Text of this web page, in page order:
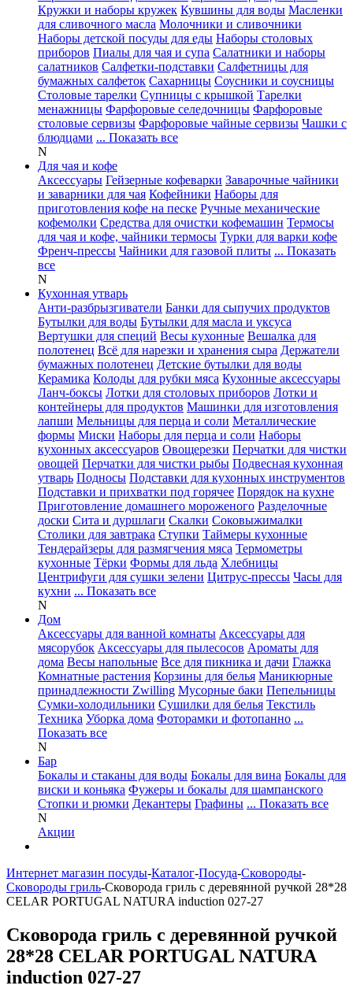
Кружки и наборы кружек Кувшины для воды Масленки
для сливочного масла Молочники и сливочники
Наборы детской посуды для еды Наборы столовых
приборов Пиалы для чая и супа Салатники и наборы
салатников Салфетки-подставки Салфетницы для
бумажных салфеток Сахарницы Соусники и соусницы
Столовые тарелки Супницы с крышкой Тарелки
менажницы Фарфоровые селедочницы Фарфоровые
столовые сервизы Фарфоровые чайные сервизы Чашки с
блюдцами ... Показать все
N
Для чая и кофе
Аксессуары Гейзерные кофеварки Заварочные чайники
и заварники для чая Кофейники Наборы для
приготовления кофе на песке Ручные механические
кофемолки Средства для очистки кофемашин Термосы
для чая и кофе, чайники термосы Турки для варки кофе
Френч-прессы Чайники для газовой плиты ... Показать
все
N
Кухонная утварь
Анти-разбрызгиватели Банки для сыпучих продуктов
Бутылки для воды Бутылки для масла и уксуса
Вертушки для специй Весы кухонные Вешалка для
полотенец Всё для нарезки и хранения сыра Держатели
бумажных полотенец Детские бутылки для воды
Керамика Колоды для рубки мяса Кухонные аксессуары
Ланч-боксы Лотки для столовых приборов Лотки и
контейнеры для продуктов Машинки для изготовления
лапши Мельницы для перца и соли Металлические
формы Миски Наборы для перца и соли Наборы
кухонных аксессуаров Овощерезки Перчатки для чистки
овощей Перчатки для чистки рыбы Подвесная кухонная
утварь Подносы Подставки для кухонных инструментов
Подставки и прихватки под горячее Порядок на кухне
Приготовление домашнего мороженого Разделочные
доски Сита и дуршлаги Скалки Соковыжималки
Столики для завтрака Ступки Таймеры кухонные
Тендерайзеры для размягчения мяса Термометры
кухонные Тёрки Формы для льда Хлебницы
Центрифуги для сушки зелени Цитрус-прессы Часы для
кухни ... Показать все
N
Дом
Аксессуары для ванной комнаты Аксессуары для
мясорубок Аксессуары для пылесосов Ароматы для
дома Весы напольные Все для пикника и дачи Глажка
Комнатные растения Корзины для белья Маникюрные
принадлежности Zwilling Мусорные баки Пепельницы
Сумки-холодильники Сушилки для белья Текстиль
Техника Уборка дома Фоторамки и фотопанно ...
Показать все
N
Бар
Бокалы и стаканы для воды Бокалы для вина Бокалы для
виски и коньяка Фужеры и бокалы для шампанского
Стопки и рюмки Декантеры Графины ... Показать все
N
Акции
Интернет магазин посуды-Каталог-Посуда-Сковороды-
Сковороды гриль-Сковорода гриль с деревянной ручкой 28*28
CELAR PORTUGAL NATURA induction 027-27
Сковорода гриль с деревянной ручкой
28*28 CELAR PORTUGAL NATURA
induction 027-27